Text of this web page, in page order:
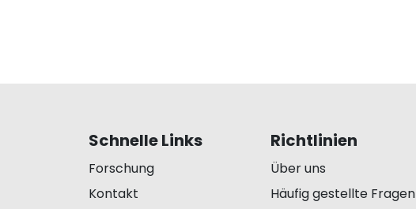
Schnelle Links
Forschung
Kontakt
Richtlinien
Über uns
Häufig gestellte Fragen